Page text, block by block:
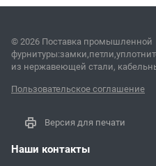
© 2026 Поставка промышленной
из нержавеющей стали,
Пользовательское соглашение
Версия для печати
Наши контакты